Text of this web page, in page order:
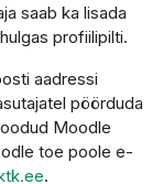
saab ka lisada
profiilipilti.
aadressi
pöörduda
Moodle
toe poole e-
.